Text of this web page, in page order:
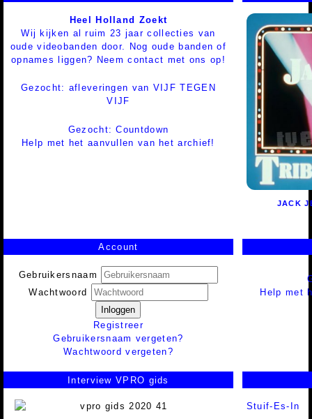
Heel Holland Zoekt
Wij kijken al ruim 23 jaar collecties van
oude videobanden door. Nog oude banden of
opnames liggen? Neem contact met ons op!
Gezocht: afleveringen van VIJF TEGEN
VIJF
Gezocht: Countdown
Help met het aanvullen van het archief!
JACK
Account
Gebruikersnaam
Wachtwoord
Inloggen
Registreer
Gebruikersnaam vergeten?
Wachtwoord vergeten?
Help met
Interview VPRO gids
Stuif-Es-In